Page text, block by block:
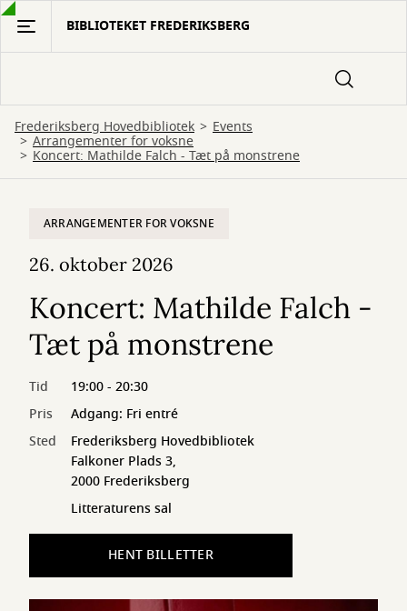
Gå
hovedindhold
BIBLIOTEKET FREDERIKSBERG
Frederiksberg Hovedbibliotek Events
Arrangementer for voksne
Koncert: Mathilde Falch - Tæt på monstrene
ARRANGEMENTER FOR VOKSNE
26. oktober 2026
Koncert: Mathilde Falch -
Tæt på monstrene
Tid
19:00 - 20:30
Pris
Adgang: Fri entré
Sted
Frederiksberg Hovedbibliotek
Falkoner Plads 3,
2000 Frederiksberg
Litteraturens sal
HENT BILLETTER